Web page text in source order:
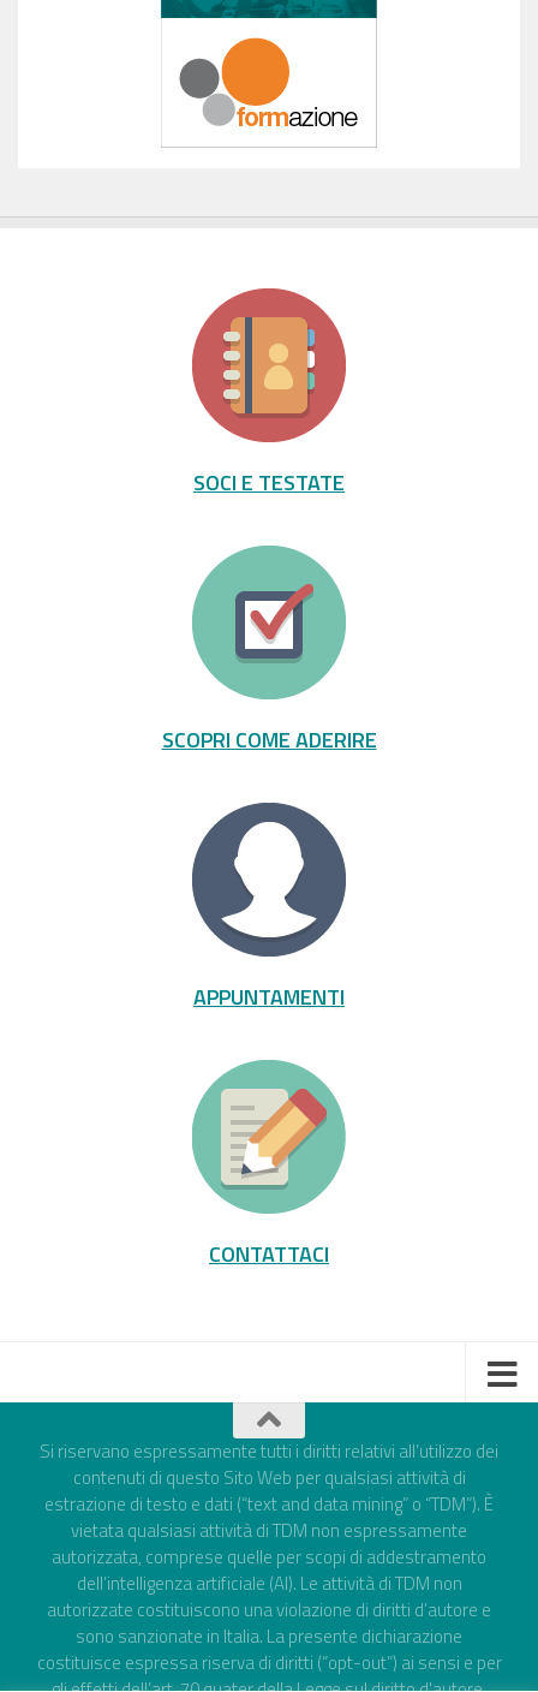
SOCI E TESTATE
SCOPRI COME ADERIRE
APPUNTAMENTI
CONTATTACI
Si riservano espressamente tutti i diritti relativi all’utilizzo dei
contenuti di questo Sito Web per qualsiasi attività di
estrazione di testo e dati (“text and data mining” o “TDM”). È
vietata qualsiasi attività di TDM non espressamente
autorizzata, comprese quelle per scopi di addestramento
dell’intelligenza artificiale (AI). Le attività di TDM non
autorizzate costituiscono una violazione di diritti d’autore e
sono sanzionate in Italia. La presente dichiarazione
costituisce espressa riserva di diritti (“opt-out”) ai sensi e per